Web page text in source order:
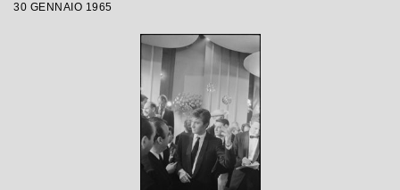
30 GENNAIO 1965